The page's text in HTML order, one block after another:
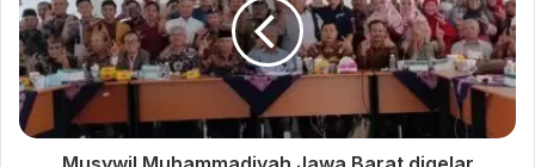
Hadapi Musywil
Muhammadiyah, UMC
Percantik Diri
Ahmad Dahlan Arif Nurudin